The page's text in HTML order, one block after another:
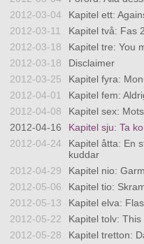
2012-03-04
Kapitel ett:
2012-03-11
Kapitel två: Fas 2
2012-03-18
Kapitel tre: You
2012-03-18
Disclaimer
2012-03-25
Kapitel fyra:
2012-04-01
Kapitel fem:
2012-04-08
Kapitel sex:
2012-04-16
Kapitel sju: Ta
2012-04-24
Kapitel åtta: En
kuddar
2012-04-29
Kapitel nio:
2012-05-06
Kapitel tio:
2012-05-13
Kapitel elva:
2012-05-22
Kapitel tolv:
2012-05-28
Kapitel tretton: